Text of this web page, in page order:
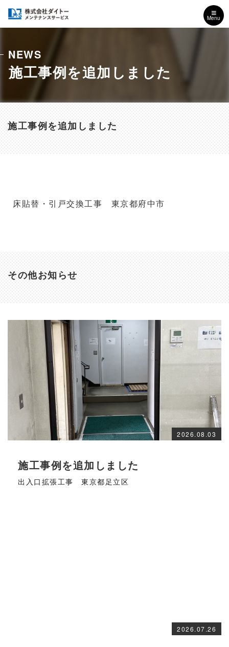
Menu
施工事例を追加しました
NEWS
施工事例を追加しました
床貼替・引戸交換工事 東京都府中市
その他お知らせ
2026.08.03
施工事例を追加しました
出入口拡張工事 東京都足立区
2026.07.26